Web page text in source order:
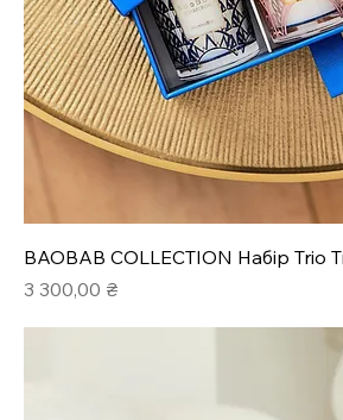
BAOBAB COLLECTION Набір Trio
Ціна
3 300,00 ₴